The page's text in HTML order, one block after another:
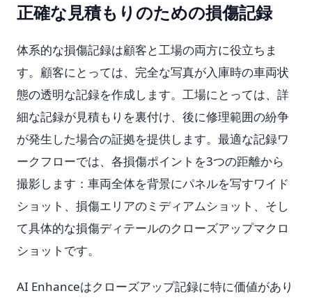
正確な見積もりのための損傷記録
体系的な損傷記録は顧客と工場の両方に役立ちま
す。顧客にとっては、完全な写真が入庫時の車両状
態の透明な記録を作成します。工場にとっては、詳
細な記録が見積もりを裏付け、後に修理範囲の紛争
が発生した場合の証拠を提供します。最適な記録ワ
ークフローでは、各損傷ポイントを3つの距離から
撮影します：車両全体を背景にパネルを写すワイド
ショット、損傷エリアのミディアムショット、そし
て具体的な損傷ディテールのクローズアップマクロ
ショットです。
AI Enhanceはクローズアップ記録に特に価値があり